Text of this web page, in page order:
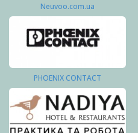
Neuvoo.com.ua
PHOENIX CONTACT